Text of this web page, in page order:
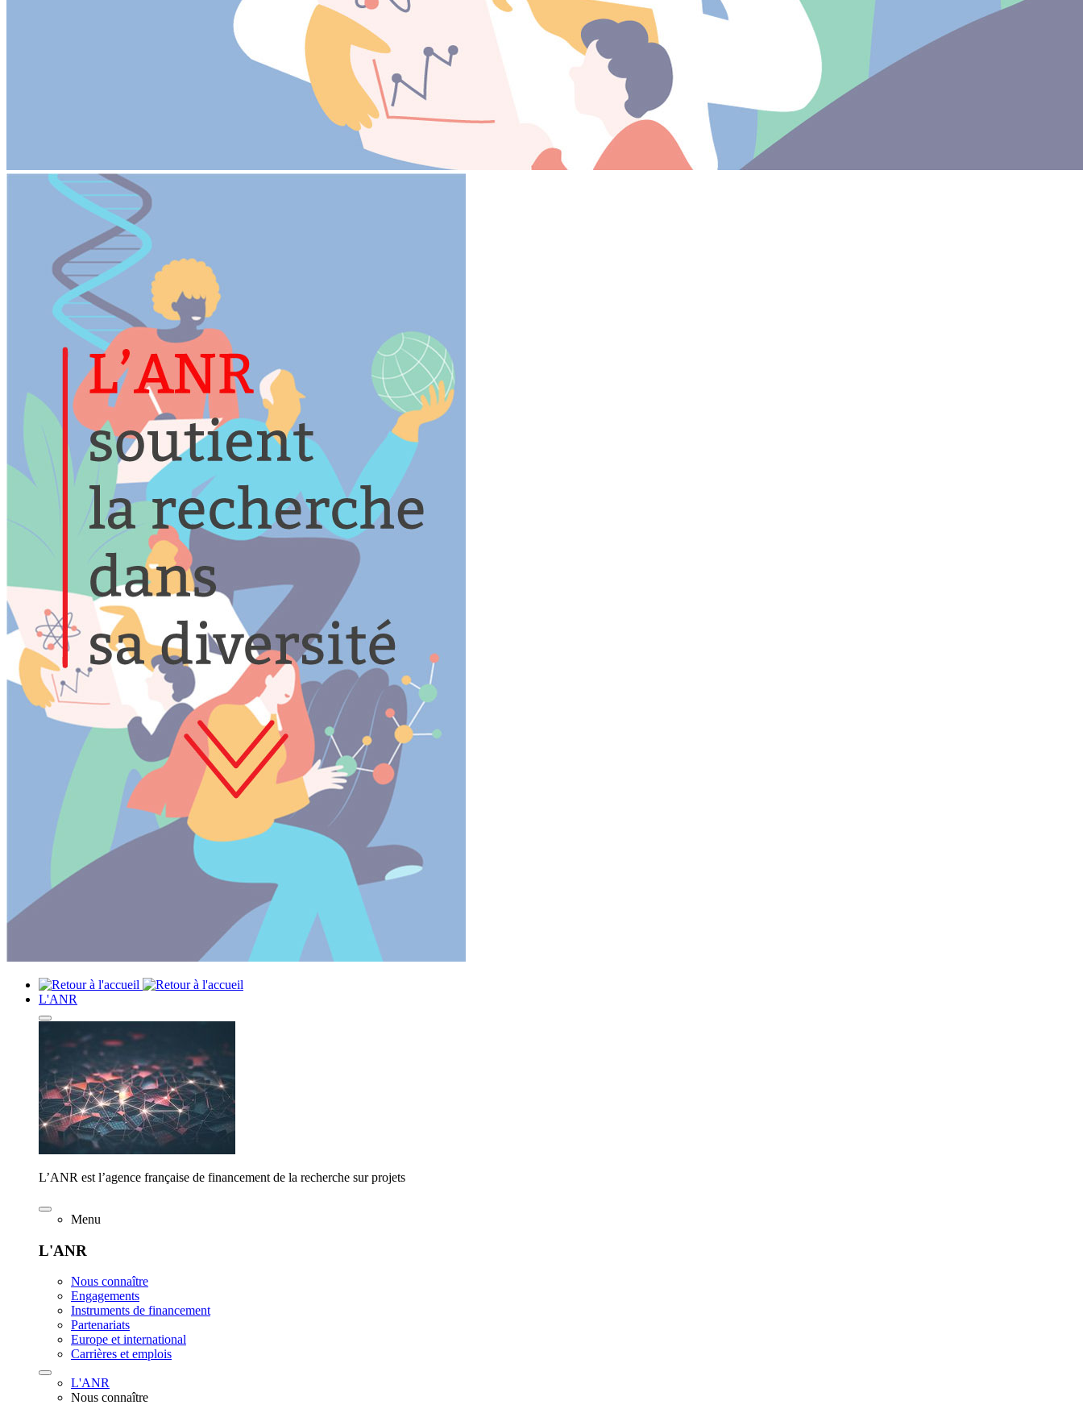
L'ANR
L’ANR est l’agence française de financement de la recherche sur projets
Menu
L'ANR
Nous connaître
Engagements
Instruments de financement
Partenariats
Europe et international
Carrières et emplois
L'ANR
Nous connaître